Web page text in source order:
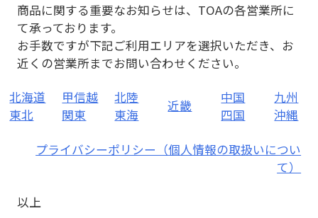
商品に関する重要なお知らせは、TOAの各営業所に
て承っております。
お手数ですが下記ご利用エリアを選択いただき、お
近くの営業所までお問い合わせください。
北海道
東北
甲信越
関東
北陸
東海
近畿
中国
四国
九州
沖縄
プライバシーポリシー（個人情報の取扱いについ
て）
以上